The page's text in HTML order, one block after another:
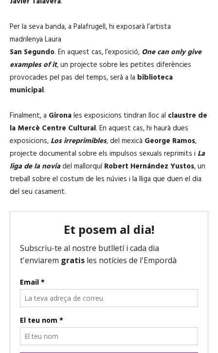
Per la seva banda, a Palafrugell, hi exposarà l’artista
madrilenya Laura
San Segundo. En aquest cas, l’exposició, One can only give
examples of it, un projecte sobre les petites diferències
provocades pel pas del temps, serà a la biblioteca
municipal.
Finalment, a Gironales exposicions tindran lloc al claustre de
la Mercè Centre Cultural. En aquest cas, hi haurà dues
exposicions, Los irreprimibles, del mexicà George Ramos,
projecte documental sobre els impulsos sexuals reprimits i La
liga de la noviadel mallorquíRobert Hernández Yustos, un
treball sobre el costum de les núvies i la lliga que duen el dia
del seu casament.